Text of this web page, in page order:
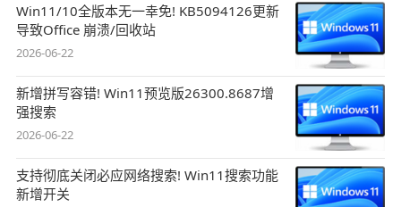
Win11/10全版本无一幸免! KB5094126更新
导致Office 崩溃/回收站
2026-06-22
新增拼写容错! Win11预览版26300.8687增
强搜索
2026-06-22
支持彻底关闭必应网络搜索! Win11搜索功能
新增开关